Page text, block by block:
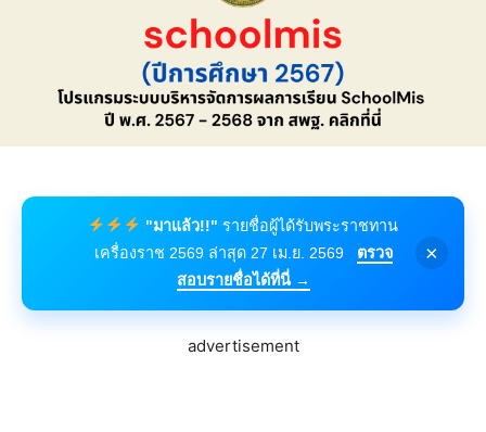
"มาแล้ว!!" รายชื่อผู้ได้รับพระราชทาน
เครื่องราช 2569 ล่าสุด 27 เม.ย. 2569
ตรวจ
สอบรายชื่อได้ที่นี่ →
×
advertisement